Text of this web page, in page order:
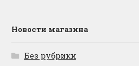
Новости магазина
Без рубрики